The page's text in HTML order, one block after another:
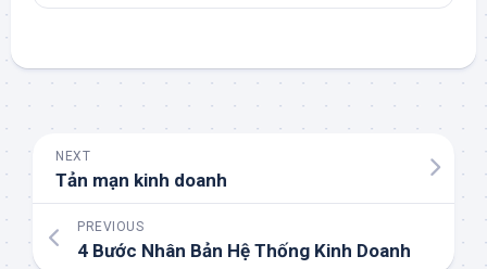
NEXT
Tản mạn kinh doanh
PREVIOUS
4 Bước Nhân Bản Hệ Thống Kinh Doanh